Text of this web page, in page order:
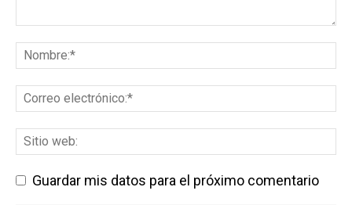
Guardar mis datos para el próximo comentario